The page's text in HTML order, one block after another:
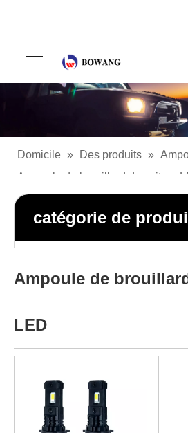
Domicile » Des produits »
Ampoule de brouillard de voiture
catégorie de
Ampoule de
LED